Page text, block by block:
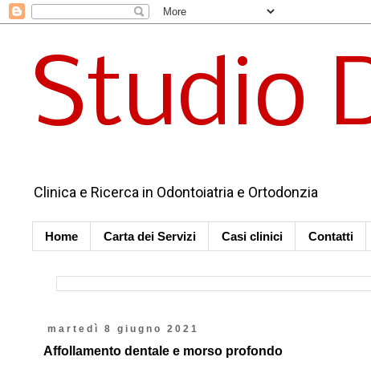
Studio
Clinica e Ricerca in Odontoiatria e Ortodonzia
Home Carta dei Servizi Casi clinici Contatti
martedì 8 giugno 2021
Affollamento dentale e morso profondo